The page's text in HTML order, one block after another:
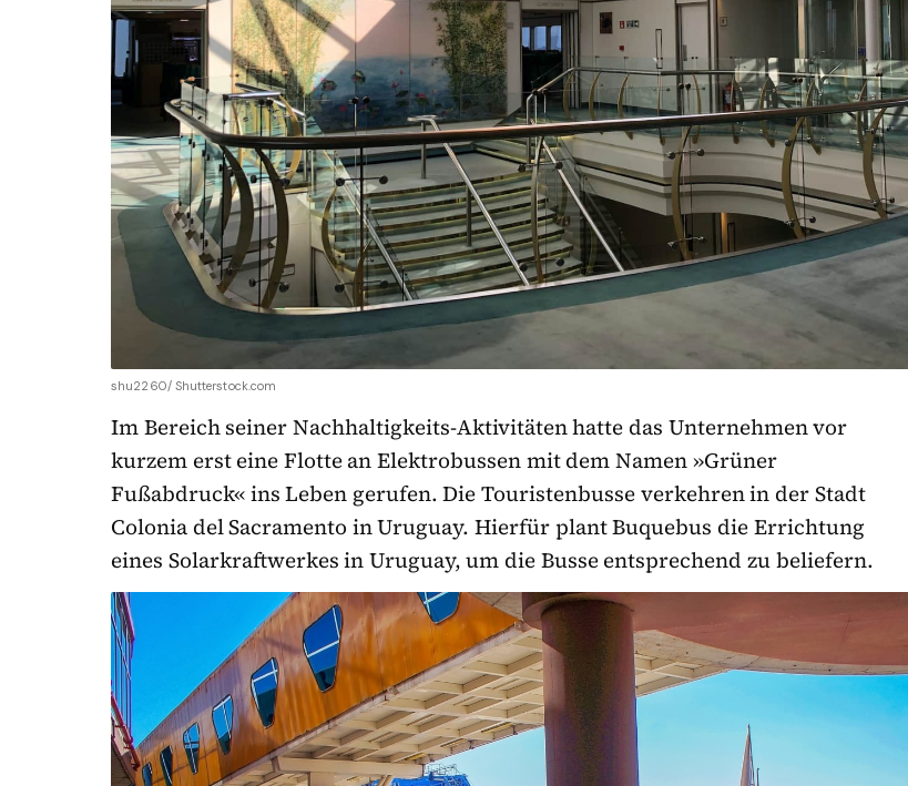
shu2260/ Shutterstock.com
Im Bereich seiner Nachhaltigkeits-Aktivitäten hatte das Unternehmen vor
kurzem erst eine Flotte an Elektrobussen mit dem Namen »Grüner
Fußabdruck« ins Leben gerufen. Die Touristenbusse verkehren in der Stadt
Colonia del Sacramento in Uruguay. Hierfür plant Buquebus die Errichtung
eines Solarkraftwerkes in Uruguay, um die Busse entsprechend zu beliefern.